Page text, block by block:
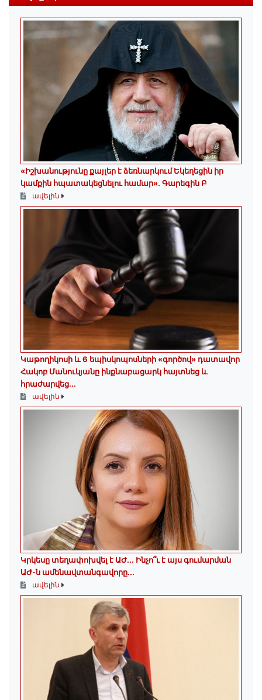
«Իշխանությունը քայլեր է ձեռնարկում Եկեղեցին իր
կամքին հպատակեցնելու համար»․ Գարեգին Բ
ավելին
️Կաթողիկոսի և 6 եպիսկոպոսների «գործով» դատավոր
Հակոբ Մանուկյանը ինքնաբացարկ հայտնեց և
հրաժարվեց...
ավելին
Կրկեսը տեղափոխվել է ԱԺ... Ինչո՞ւ է այս գումարման
ԱԺ-ն ամենավտանգավորը...
ավելին